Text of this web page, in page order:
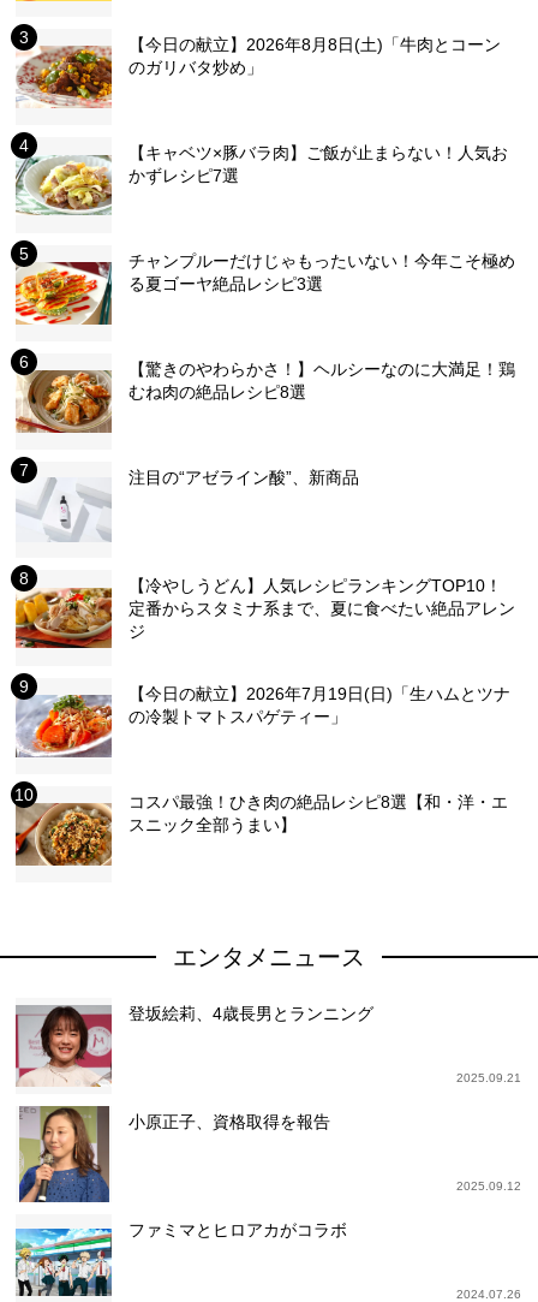
【今日の献立】2026年8月8日(土)「牛肉とコーン
のガリバタ炒め」
【キャベツ×豚バラ肉】ご飯が止まらない！人気お
かずレシピ7選
チャンプルーだけじゃもったいない！今年こそ極め
る夏ゴーヤ絶品レシピ3選
【驚きのやわらかさ！】ヘルシーなのに大満足！鶏
むね肉の絶品レシピ8選
注目の“アゼライン酸”、新商品
【冷やしうどん】人気レシピランキングTOP10！
定番からスタミナ系まで、夏に食べたい絶品アレン
ジ
【今日の献立】2026年7月19日(日)「生ハムとツナ
の冷製トマトスパゲティー」
コスパ最強！ひき肉の絶品レシピ8選【和・洋・エ
スニック全部うまい】
エンタメニュース
登坂絵莉、4歳長男とランニング
2025.09.21
小原正子、資格取得を報告
2025.09.12
ファミマとヒロアカがコラボ
2024.07.26